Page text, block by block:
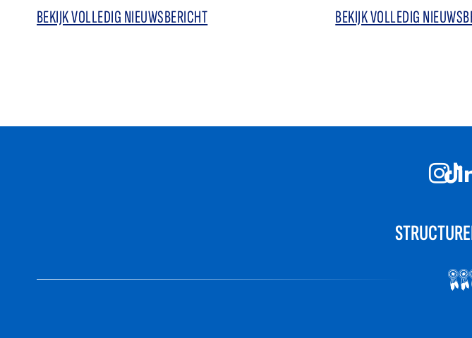
BEKIJK VOLLEDIG NIEUWSBERICHT BEKIJK VOLLEDIG